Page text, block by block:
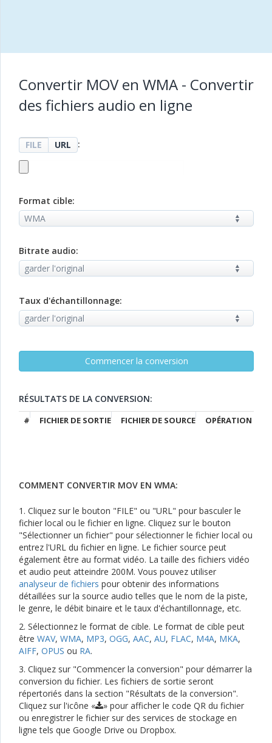
Convertir MOV en WMA - Convertir
des fichiers audio en ligne
FILE URL :
Format cible:
Bitrate audio:
Taux d'échantillonnage:
RÉSULTATS DE LA CONVERSION:
# FICHIER DE SORTIE FICHIER DE SOURCE OPÉRATION
COMMENT CONVERTIR MOV EN WMA:
1. Cliquez sur le bouton "FILE" ou "URL" pour basculer le
fichier local ou le fichier en ligne. Cliquez sur le bouton
"Sélectionner un fichier" pour sélectionner le fichier local ou
entrez l'URL du fichier en ligne. Le fichier source peut
également être au format vidéo. La taille des fichiers vidéo
et audio peut atteindre 200M. Vous pouvez utiliser
analyseur de fichiers pour obtenir des informations
détaillées sur la source audio telles que le nom de la piste,
le genre, le débit binaire et le taux d'échantillonnage, etc.
2. Sélectionnez le format de cible. Le format de cible peut
être WAV, WMA, MP3, OGG, AAC, AU, FLAC, M4A, MKA,
AIFF, OPUS ou RA.
3. Cliquez sur "Commencer la conversion" pour démarrer la
conversion du fichier. Les fichiers de sortie seront
répertoriés dans la section "Résultats de la conversion".
Cliquez sur l'icône «
» pour afficher le code QR du fichier
ou enregistrer le fichier sur des services de stockage en
ligne tels que Google Drive ou Dropbox.